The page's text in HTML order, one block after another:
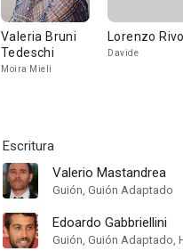
Valeria Bruni
Tedeschi
Moira Mieli
Lorenzo
Davide
Escritura
Valerio Mastandrea
Guión, Guión Adaptado
Edoardo Gabbriellini
Guión, Guión Adaptado,